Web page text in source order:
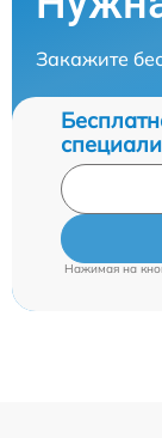
Закажите
Нажимая на